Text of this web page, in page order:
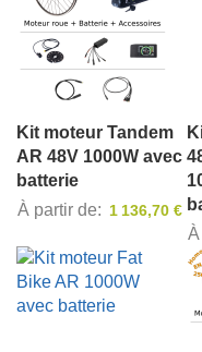
Kit moteur Tandem
AR 48V 1000W avec
batterie
À partir de
1 136,70 €